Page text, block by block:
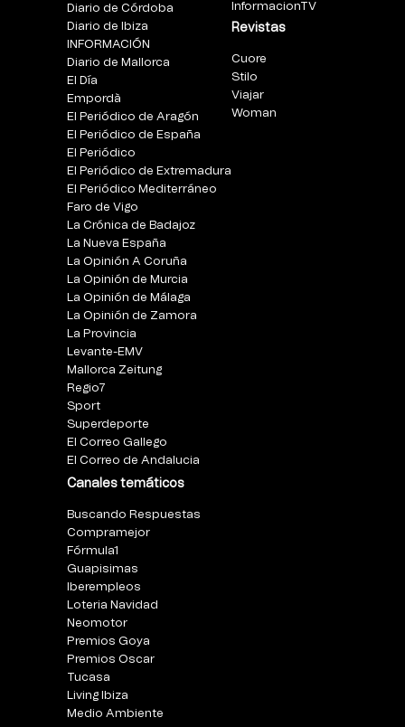
Diario de Córdoba
Diario de Ibiza
INFORMACIÓN
Diario de Mallorca
El Día
Empordà
El Periódico de Aragón
El Periódico de España
El Periódico
El Periódico de Extremadura
El Periódico Mediterráneo
Faro de Vigo
La Crónica de Badajoz
La Nueva España
La Opinión A Coruña
La Opinión de Murcia
La Opinión de Málaga
La Opinión de Zamora
La Provincia
Levante-EMV
Mallorca Zeitung
Regio7
Sport
Superdeporte
El Correo Gallego
El Correo de Andalucia
Canales temáticos
Buscando Respuestas
Compramejor
Fórmula1
Guapisimas
Iberempleos
Loteria Navidad
Neomotor
Premios Goya
Premios Oscar
Tucasa
Living Ibiza
Medio Ambiente
InformacionTV
Revistas
Cuore
Stilo
Viajar
Woman